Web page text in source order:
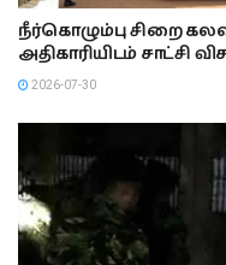
நீர்கொழும்பு சிறை
அதிகாரியிடம் சாட்சி
2026-07-30